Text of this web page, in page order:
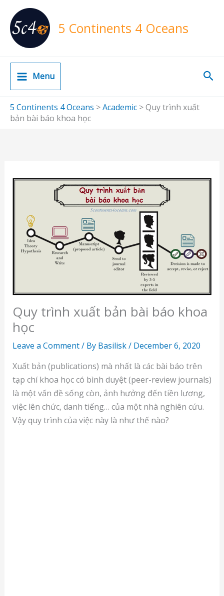
content
5 Continents 4 Oceans
Menu
5 Continents 4 Oceans >Academic >Quy trình xuất
bản bài báo khoa học
Quy trình xuất bản bài báo khoa
học
Leave a Comment/ By Basilisk/ December 6, 2020
Xuất bản (publications) mà nhất là các bài báo trên
tạp chí khoa học có bình duyệt (peer-review journals)
là một vấn đề sống còn, ảnh hưởng đến tiền lương,
việc lên chức, danh tiếng… của một nhà nghiên cứu.
Vậy quy trình của việc này là như thế nào?